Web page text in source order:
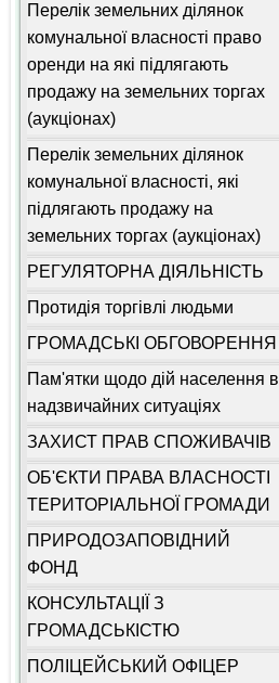
Перелік земельних ділянок
комунальної власності право
оренди на які підлягають
продажу на земельних торгах
(аукціонах)
Перелік земельних ділянок
комунальної власності, які
підлягають продажу на
земельних торгах (аукціонах)
РЕГУЛЯТОРНА ДІЯЛЬНІСТЬ
Протидія торгівлі людьми
ГРОМАДСЬКІ ОБГОВОРЕННЯ
Пам'ятки щодо дій населення в
надзвичайних ситуаціях
ЗАХИСТ ПРАВ СПОЖИВАЧІВ
ОБ'ЄКТИ ПРАВА ВЛАСНОСТІ
ТЕРИТОРІАЛЬНОЇ ГРОМАДИ
ПРИРОДОЗАПОВІДНИЙ
ФОНД
КОНСУЛЬТАЦІЇ З
ГРОМАДСЬКІСТЮ
ПОЛІЦЕЙСЬКИЙ ОФІЦЕР